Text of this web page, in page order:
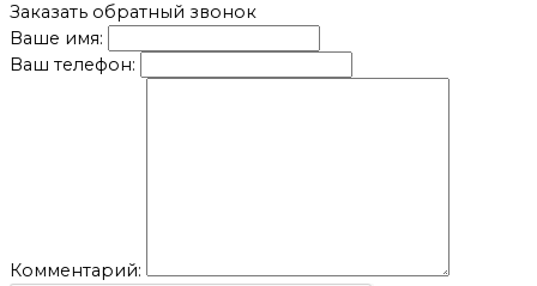
Заказать обратный звонок
Ваше имя:
Ваш телефон:
Комментарий: